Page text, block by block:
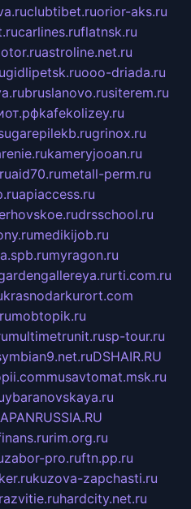
clubtibet.ruorior-aks.ru
carlines.ruflatnsk.ru
astroline.net.ru
gidlipetsk.ruooo-driada.ru
bruslanovo.rusiterem.ru
kafekolizey.ru
grinox.ru
kameryjooan.ru
aid70.rumetall-perm.ru
apiaccess.ru
drsschool.ru
medikijob.ru
myragon.ru
rti.com.ru
krasnodarkurort.com
mobtopik.ru
multimetrunit.rusp-tour.ru
DSHAIR.RU
musavtomat.msk.ru
ybaranovskaya.ru
rim.org.ru
zabor-pro.ruftn.pp.ru
kuzova-zapchasti.ru
hardcity.net.ru